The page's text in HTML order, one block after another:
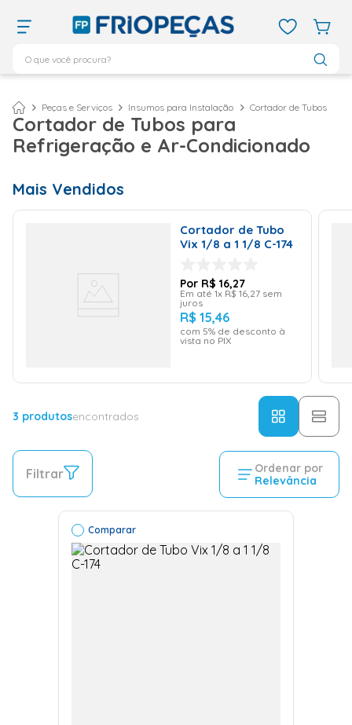
Peças e Serviços Insumos para Instalação Cortador de Tubos
Cortador de Tubos para
Refrigeração e Ar-Condicionado
Mais Vendidos
Cortador de Tubo
Vix 1/8 a 1 1/8 C-174
R$ 16,27
Em até 1x R$ 16,27 sem
juros
R$ 15,46
com 5% de desconto à
vista no PIX
3 produtosencontrados
Filtrar
Ordenar por
Relevância
Comparar
2º ar condicionado 9000
3º ar condicionado
bebedouro